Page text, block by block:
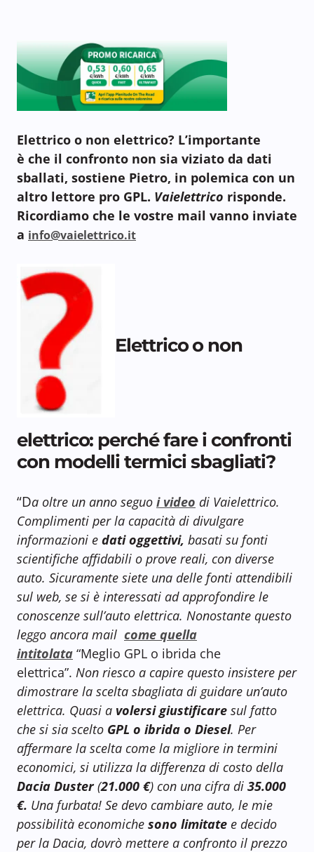
Elettrico o non elettrico? L’importante
è che il confronto non sia viziato da dati
sballati, sostiene Pietro, in polemica con un
altro lettore pro GPL. Vaielettrico risponde.
Ricordiamo che le vostre mail vanno inviate
a info@vaielettrico.it
Elettrico o non
elettrico: perché fare i confronti
con modelli termici sbagliati?
“Da oltre un anno seguo i video di Vaielettrico.
Complimenti per la capacità di divulgare
informazioni e dati oggettivi, basati su fonti
scientifiche affidabili o prove reali, con diverse
auto. Sicuramente siete una delle fonti attendibili
sul web, se si è interessati ad approfondire le
conoscenze sull’auto elettrica. Nonostante questo
leggo ancora mail come quella
intitolata “Meglio GPL o ibrida che
elettrica”. Non riesco a capire questo insistere per
dimostrare la scelta sbagliata di guidare un’auto
elettrica. Quasi a volersi giustificare sul fatto
che si sia scelto GPL o ibrida o Diesel. Per
affermare la scelta come la migliore in termini
economici, si utilizza la differenza di costo della
Dacia Duster(21.000 €) con una cifra di 35.000
€. Una furbata! Se devo cambiare auto, le mie
possibilità economiche sono limitate e decido
per la Dacia, dovrò mettere a confronto il prezzo